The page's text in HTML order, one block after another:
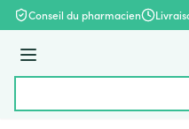
Aller au contenu
Conseil du pharmacien
Menu